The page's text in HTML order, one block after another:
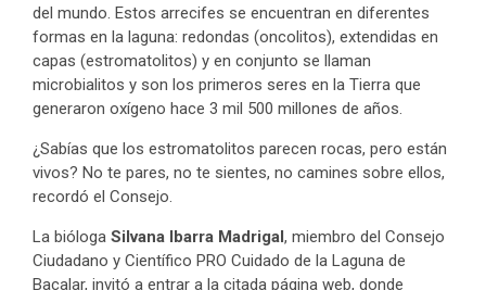
del mundo. Estos arrecifes se encuentran en diferentes
formas en la laguna: redondas (oncolitos), extendidas en
capas (estromatolitos) y en conjunto se llaman
microbialitos y son los primeros seres en la Tierra que
generaron oxígeno hace 3 mil 500 millones de años.
¿Sabías que los estromatolitos parecen rocas, pero están
vivos? No te pares, no te sientes, no camines sobre ellos,
recordó el Consejo.
La bióloga Silvana Ibarra Madrigal, miembro del Consejo
Ciudadano y Científico PRO Cuidado de la Laguna de
Bacalar, invitó a entrar a la citada página web, donde